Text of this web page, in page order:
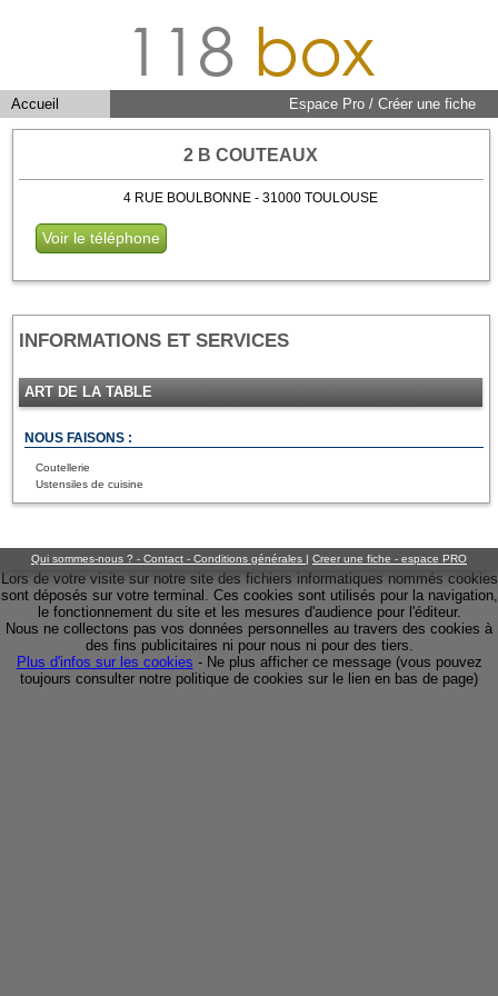
118 box
Accueil Espace Pro / Créer une fiche
2 B COUTEAUX
4 RUE BOULBONNE - 31000 TOULOUSE
Voir le téléphone
INFORMATIONS ET SERVICES
ART DE LA TABLE
NOUS FAISONS :
Coutellerie
Ustensiles de cuisine
Qui sommes-nous ? - Contact - Conditions générales | Creer une fiche - espace PRO
Lors de votre visite sur notre site des fichiers informatiques nommés cookies
sont déposés sur votre terminal. Ces cookies sont utilisés pour la navigation,
le fonctionnement du site et les mesures d'audience pour l'éditeur.
Nous ne collectons pas vos données personnelles au travers des cookies à
des fins publicitaires ni pour nous ni pour des tiers.
Plus d'infos sur les cookies - Ne plus afficher ce message(vous pouvez
toujours consulter notre politique de cookies sur le lien en bas de page)